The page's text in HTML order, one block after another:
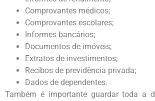
Comprovantes médicos;
Comprovantes escolares;
Informes bancários;
Documentos de imóveis;
Extratos de investimentos;
Recibos de previdência privada;
Dados de dependentes.
Também é importante guardar toda a